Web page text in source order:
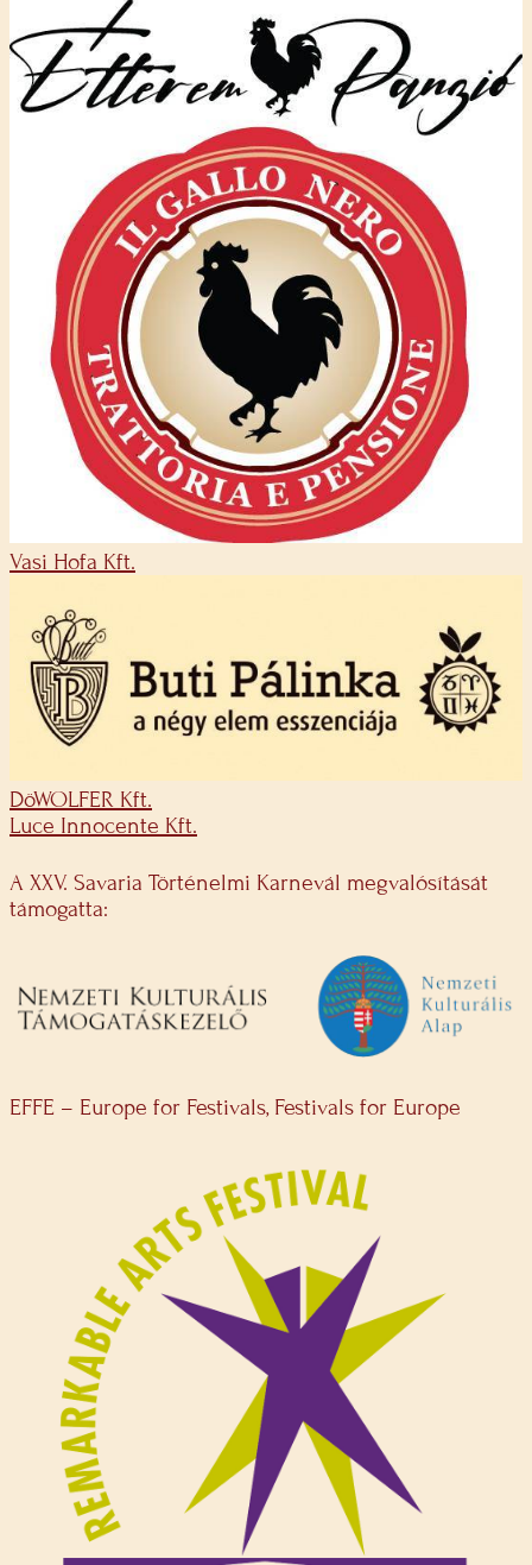
Vasi Hofa Kft.
DöWOLFER Kft.
Luce Innocente Kft.
A XXV. Savaria Történelmi Karnevál megvalósítását
támogatta:
EFFE – Europe for Festivals, Festivals for Europe